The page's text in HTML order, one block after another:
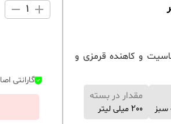
و کاهنده قرمزی و
سبز
مقدار در بسته
200 میلی لیتر
1
گارانتی